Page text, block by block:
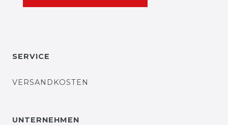
SERVICE
VERSANDKOSTEN
UNTERNEHMEN